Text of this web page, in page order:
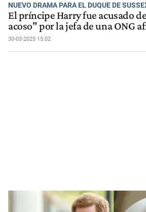
NUEVO DRAMA PARA EL DUQUE DE
El príncipe Harry fue acusado
acoso" por la jefa de una ONG
30-03-2025 15:02